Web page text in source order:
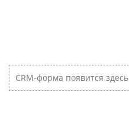
CRM-форма появится здесь